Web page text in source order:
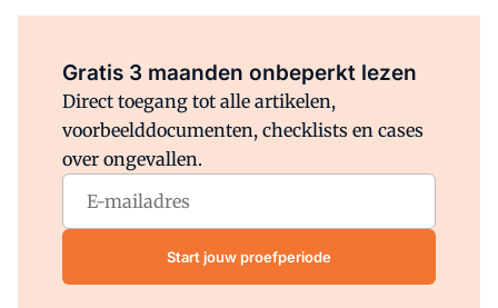
Gratis 3 maanden onbeperkt lezen
Direct toegang tot alle artikelen,
voorbeelddocumenten, checklists en cases
over ongevallen.
Start jouw proefperiode